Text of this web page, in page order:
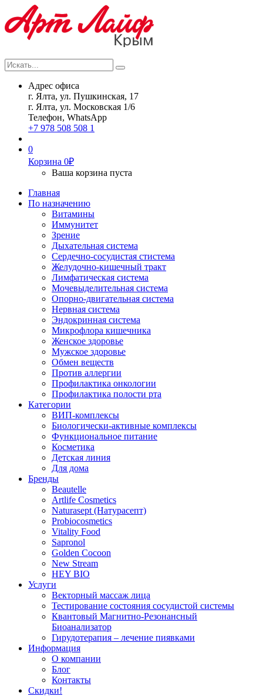
Search
Адрес офиса
г. Ялта, ул. Пушкинская, 17
г. Ялта, ул. Московская 1/6
Телефон, WhatsApp
+7 978 508 508 1
0
Корзина 0₽
Ваша корзина пуста
Главная
По назначению
Витамины
Иммунитет
Зрение
Дыхательная система
Сердечно-сосудистая стистема
Желудочно-кишечный тракт
Лимфатическая система
Мочевыделительная система
Опорно-двигательная система
Нервная система
Эндокринная система
Микрофлора кишечника
Женское здоровье
Мужское здоровье
Обмен веществ
Против аллергии
Профилактика онкологии
Профилактика полости рта
Категории
ВИП-комплексы
Биологически-активные комплексы
Функциональное питание
Косметика
Детская линия
Для дома
Бренды
Beautelle
Artlife Cosmetics
Naturasept (Натурасепт)
Probiocosmetics
Vitality Food
Sapronol
Golden Cocoon
New Stream
HEY BIO
Услуги
Векторный массаж лица
Тестирование состояния сосудистой системы
Квантовый Магнитно-Резонансный
Биоанализатор
Гирудотерапия – лечение пиявками
Информация
О компании
Блог
Контакты
Скидки!